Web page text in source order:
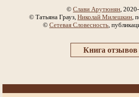
© Слави Арутюнян,
© Татьяна Грауз, Николай Милешкин,
© Сетевая Словесность,
Книга отзывов